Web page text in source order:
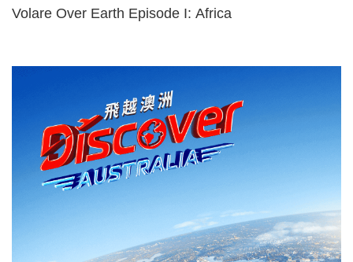
Volare Over Earth Episode I: Africa